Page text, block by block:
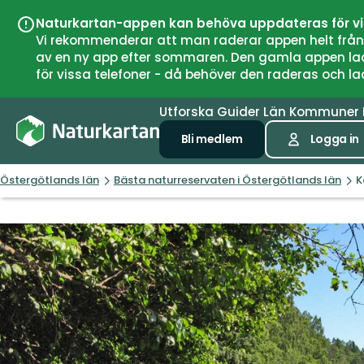
Naturkartan-appen kan behöva uppdateras för
Vi rekommenderar att man raderar appen helt
av en ny app efter sommaren. Den gamla
för vissa telefoner - då behöver den raderas och
Utforska Guider Län Kommuner
Bli medlem Logga in
Östergötlands län Bästa naturreservaten i Östergötlands län